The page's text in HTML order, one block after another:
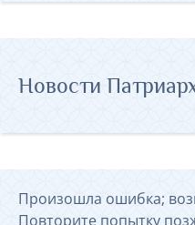
Новости
Произошла ошибка;
Повторите попытку